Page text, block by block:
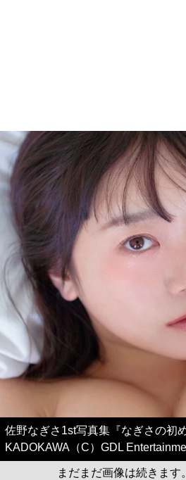
佐野なぎさ1st写真集『なぎさの初
KADOKAWA（C）GDL
まだまだ画像は続きます